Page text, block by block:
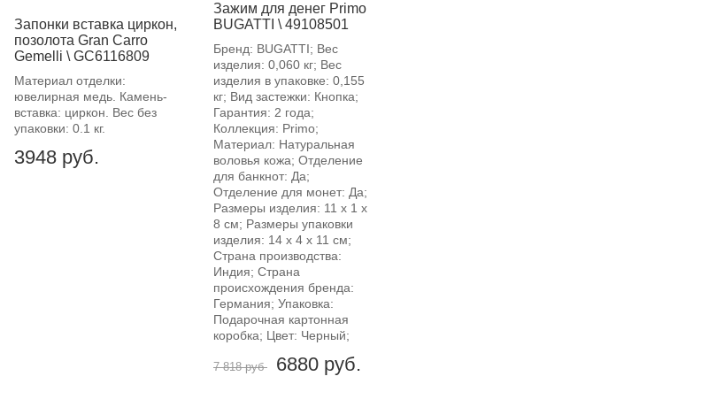
Запонки вставка циркон,
позолота Gran Carro
Gemelli \ GC6116809
Материал отделки:
ювелирная медь. Камень-
вставка: циркон. Вес без
упаковки: 0.1 кг.
3948 руб.
Зажим для денег Primo
BUGATTI \ 49108501
Бренд: BUGATTI; Вес
изделия: 0,060 кг; Вес
изделия в упаковке: 0,155
кг; Вид застежки: Кнопка;
Гарантия: 2 года;
Коллекция: Primo;
Материал: Натуральная
воловья кожа; Отделение
для банкнот: Да;
Отделение для монет: Да;
Размеры изделия: 11 х 1 х
8 см; Размеры упаковки
изделия: 14 х 4 х 11 см;
Страна производства:
Индия; Страна
происхождения бренда:
Германия; Упаковка:
Подарочная картонная
коробка; Цвет: Черный;
7 818 руб 6880 руб.